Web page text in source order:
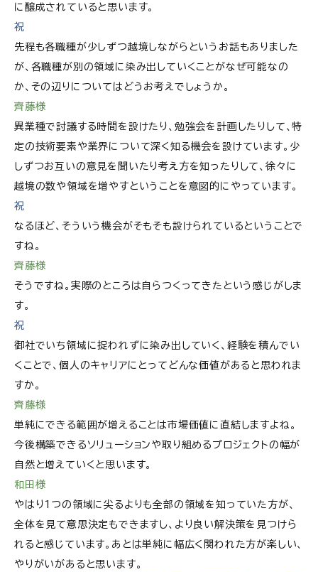
に醸成されていると思います。
祝
先程も各職種が少しずつ越境しながらというお話もありました
が、各職種が別の領域に染み出していくことがなぜ可能なの
か、その辺りについてはどうお考えでしょうか。
齊藤様
異業種で討議する時間を設けたり、勉強会を計画したりして、特
定の技術要素や業界について深く知る機会を設けています。少
しずつお互いの意見を聞いたり考え方を知ったりして、徐々に
越境の数や領域を増やすということを意図的にやっています。
祝
なるほど、そういう機会がそもそも設けられているということで
すね。
齊藤様
そうですね。実際のところは自らつくってきたという感じがしま
す。
祝
御社でいち領域に捉われずに染み出していく、経験を積んでい
くことで、個人のキャリアにとってどんな価値があると思われま
すか。
齊藤様
単純にできる範囲が増えることは市場価値に直結しますよね。
今後構築できるソリューションや取り組めるプロジェクトの幅が
自然と増えていくと思います。
和田様
やはり1つの領域に尖るよりも全部の領域を知っていた方が、
全体を見て意思決定もできますし、より良い解決策を見つけら
れると感じています。あとは単純に幅広く関われた方が楽しい、
やりがいがあると思います。